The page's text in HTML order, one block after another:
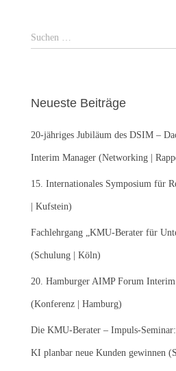
S
u
n
a
c
:
Suchen …
Neueste Beiträge
20-jähriges Jubiläum des DSIM –
Interim Manager (Networking |
15. Internationales Symposium für
| Kufstein)
Fachlehrgang „KMU-Berater für
(Schulung | Köln)
20. Hamburger AIMP Forum
(Konferenz | Hamburg)
Die KMU-Berater – Impuls-
KI planbar neue Kunden gewinnen